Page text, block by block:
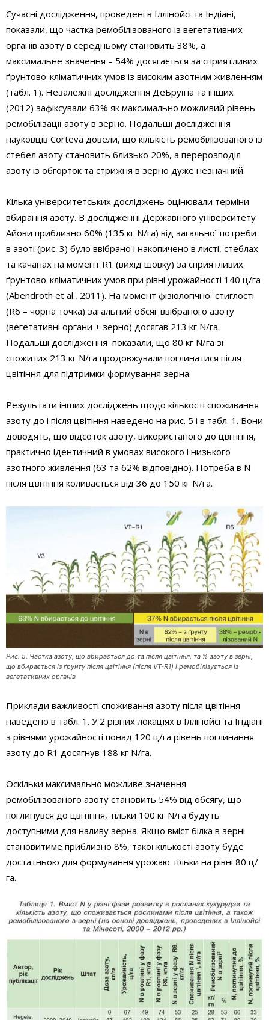
Сучасні дослідження, проведені в Іллінойсі та Індіані,
показали, що частка ремобілізованого із вегетативних
органів азоту в середньому становить 38%, а
максимальне значення – 54% досягається за сприятливих
ґрунтово-кліматичних умов із високим азотним живленням
(табл. 1). Незалежні дослідження ДеБруїна та інших
(2012) зафіксували 63% як максимально можливий рівень
ремобілізації азоту в зерно. Подальші дослідження
науковців Corteva довели, що кількість ремобілізованого із
стебел азоту становить близько 20%, а перерозподіл
азоту із обгорток та стрижня в зерно дуже незначний.
Кілька університетських досліджень оцінювали терміни
вбирання азоту. В дослідженні Державного університету
Айови приблизно 60% (135 кг N/га) від загальної потреби
в азоті (рис. 3) було ввібрано і накопичено в листі, стеблах
та качанах на момент R1 (вихід шовку) за сприятливих
ґрунтово-кліматичних умов при рівні урожайності 140 ц/га
(Abendroth et al., 2011). На момент фізіологічної стиглості
(R6 – чорна точка) загальний обсяг ввібраного азоту
(вегетативні органи + зерно) досягав 213 кг N/га.
Подальші дослідження показали, що 80 кг N/га зі
спожитих 213 кг N/га продовжували поглинатися після
цвітіння для підтримки формування зерна.
Результати інших досліджень щодо кількості споживання
азоту до і після цвітіння наведено на рис. 5 і в табл. 1. Вони
доводять, що відсоток азоту, використаного до цвітіння,
практично ідентичний в умовах високого і низького
азотного живлення (63 та 62% відповідно). Потреба в N
після цвітіння коливається від 36 до 150 кг N/га.
Рис. 5. Частка азоту, що вбирається до та після цвітіння, та % азоту в зерні,
що вбирається із ґрунту після цвітіння (після VT-R1) і ремобілізується із
вегетативних органів
Приклади важливості споживання азоту після цвітіння
наведено в табл. 1. У 2 різних локаціях в Іллінойсі та Індіані
з рівнями урожайності понад 120 ц/га рівень поглинання
азоту до R1 досягнув 188 кг N/га.
Оскільки максимально можливе значення
ремобілізованого азоту становить 54% від обсягу, що
поглинувся до цвітіння, тільки 100 кг N/га будуть
доступними для наливу зерна. Якщо вміст білка в зерні
становитиме приблизно 8%, такої кількості азоту буде
достатньою для формування урожаю тільки на рівні 80 ц/
га.